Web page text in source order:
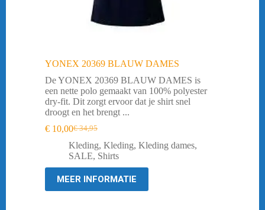
YONEX 20369 BLAUW DAMES
De YONEX 20369 BLAUW DAMES is
een nette polo gemaakt van 100% polyester
dry-fit. Dit zorgt ervoor dat je shirt snel
droogt en het brengt ...
€34,95
Oorspronkelijke
prijs
was:
€ 10,00Huidige
prijs
is:
Kleding, Kleding, Kleding dames,
SALE, Shirts
MEER INFORMATIE